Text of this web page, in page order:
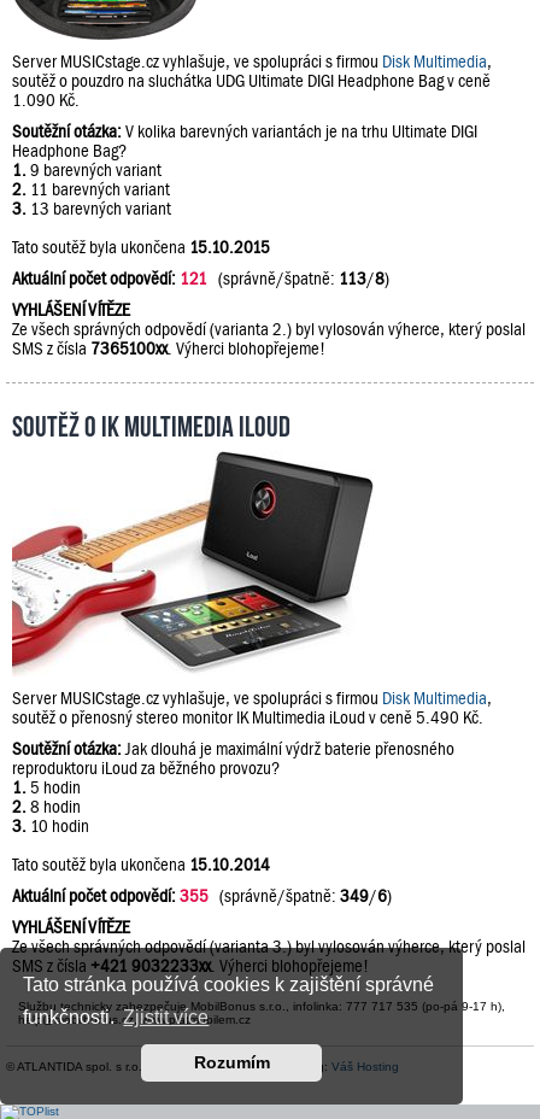
Tato stránka používá cookies k zajištění správné
funkčnosti.Zjistit více
Rozumím
Server MUSICstage.cz vyhlašuje, ve spolupráci s firmou Disk Multimedia,
soutěž o pouzdro na sluchátka UDG Ultimate DIGI Headphone Bag v ceně
1.090 Kč.
Soutěžní otázka:V kolika barevných variantách je na trhu Ultimate DIGI
Headphone Bag?
1. 9 barevných variant
2. 11 barevných variant
3. 13 barevných variant
Tato soutěž byla ukončena 15.10.2015
Aktuální počet odpovědí: 121 (správně/špatně: 113/8)
VYHLÁŠENÍ VÍTĚZE
Ze všech správných odpovědí (varianta 2.) byl vylosován výherce, který poslal
SMS z čísla 7365100xx. Výherci blohopřejeme!
Soutěž o IK Multimedia iLoud
Server MUSICstage.cz vyhlašuje, ve spolupráci s firmou Disk Multimedia,
soutěž o přenosný stereo monitor IK Multimedia iLoud v ceně 5.490 Kč.
Soutěžní otázka: Jak dlouhá je maximální výdrž baterie přenosného
reproduktoru iLoud za běžného provozu?
1. 5 hodin
2. 8 hodin
3. 10 hodin
Tato soutěž byla ukončena 15.10.2014
Aktuální počet odpovědí:355 (správně/špatně: 349/6)
VYHLÁŠENÍ VÍTĚZE
Ze všech správných odpovědí (varianta 3.) byl vylosován výherce, který poslal
SMS z čísla +421 9032233xx. Výherci blohopřejeme!
Službu technicky zabezpečuje MobilBonus s.r.o., infolinka: 777 717 535 (po-pá 9-17 h),
help@mobilbonus.cz, www.platmobilem.cz
© ATLANTIDA spol. s r.o. | Kontaktní údaje| Hosting: Váš Hosting